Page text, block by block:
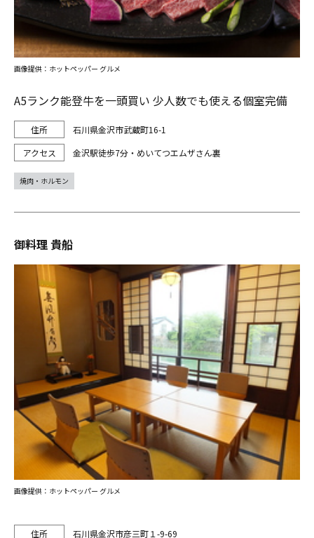
A5ランク能登牛を一頭買い 少人数でも使える個室完備
石川県金沢市武蔵町16-1
金沢駅徒歩7分・めいてつエムザさん裏
画像提供：ホットペッパー グルメ
焼肉・ホルモン
御料理 貴船
石川県金沢市彦三町１-9-69
画像提供：ホットペッパー グルメ